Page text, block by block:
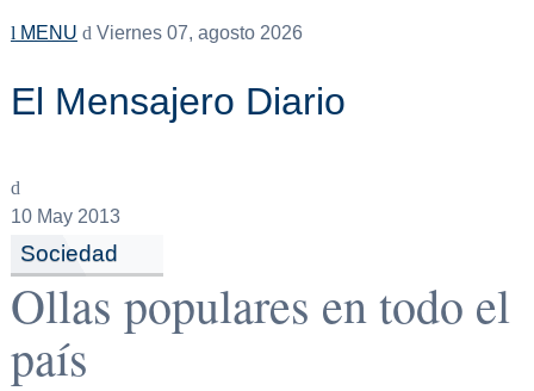
MENU Viernes 07, agosto 2026
El Mensajero Diario
10May 2013
Sociedad
Ollas populares en todo el
país